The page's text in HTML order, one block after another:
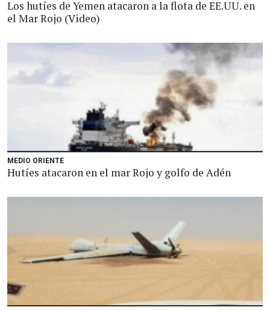
Los hutíes de Yemen atacaron a la flota de EE.UU. en
el Mar Rojo (Video)
MEDIO ORIENTE
Hutíes atacaron en el mar Rojo y golfo de Adén